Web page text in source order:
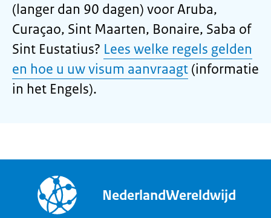
(langer dan 90 dagen) voor Aruba,
Curaçao, Sint Maarten, Bonaire, Saba of
Sint Eustatius? Lees welke regels gelden
en hoe u uw visum aanvraagt (informatie
in het Engels).
NederlandWereldwijd